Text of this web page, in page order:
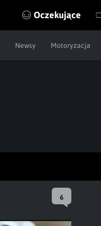
Oczekujące
Newsy Motoryzacja
6